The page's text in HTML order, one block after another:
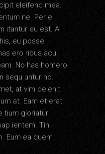
eleifend mea.
ne. Per ei
itantur eu est. A
eu posse
ero ribus acu
No has homero
sequ untur no.
at vim delenit
at. Eam et erat
tium gloriatur
ientem. Tin
Eum ea quem